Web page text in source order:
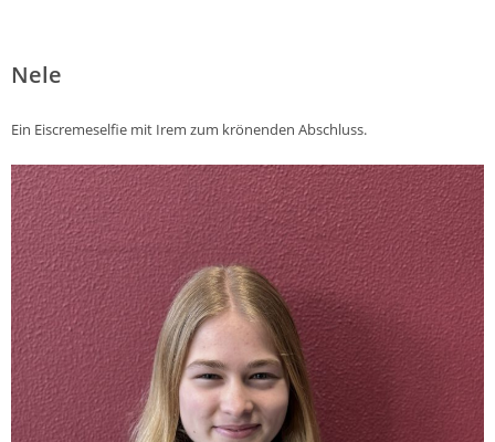
Nele
Ein Eiscremeselfie mit Irem zum krönenden Abschluss.